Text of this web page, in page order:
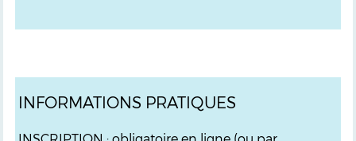
INFORMATIONS PRATIQUES